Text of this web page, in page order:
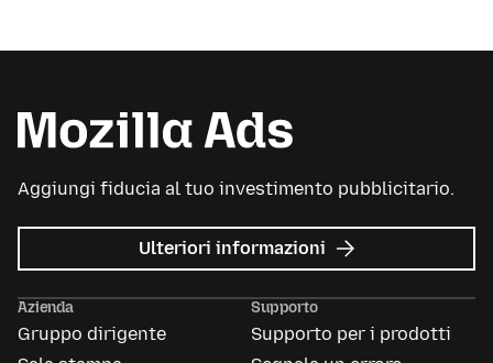
Aggiungi fiducia al tuo investimento pubblicitario.
Ulteriori informazioni su
Mozilla
Azienda
Gruppo dirigente
Supporto
Supporto per i prodotti